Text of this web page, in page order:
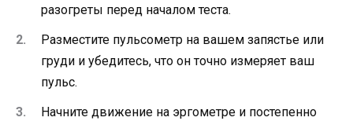
разогреты перед началом теста.
Разместите пульсометр на вашем запястье или
груди и убедитесь, что он точно измеряет ваш
пульс.
Начните движение на эргометре и постепенно